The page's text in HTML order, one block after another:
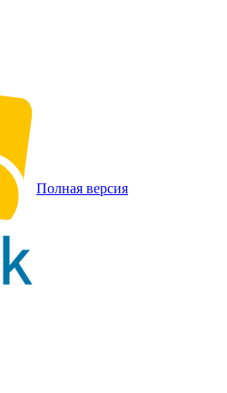
Полная версия